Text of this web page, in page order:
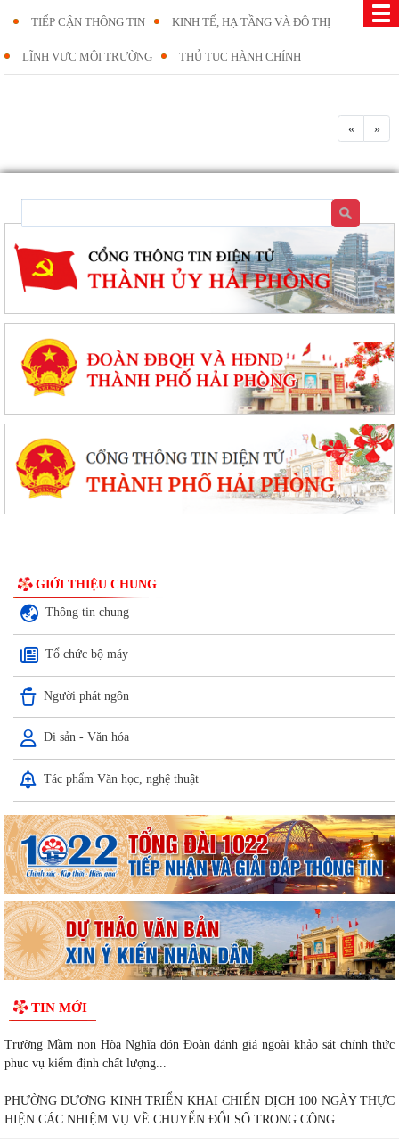
TIẾP CẬN THÔNG TIN KINH TẾ, HẠ TẦNG VÀ ĐÔ THỊ
LĨNH VỰC MÔI TRƯỜNG THỦ TỤC HÀNH CHÍNH
« »
GIỚI THIỆU CHUNG
Thông tin chung
Tổ chức bộ máy
Người phát ngôn
Di sản - Văn hóa
Tác phẩm Văn học, nghệ thuật
TIN MỚI
Trường Mầm non Hòa Nghĩa đón Đoàn đánh giá ngoài khảo sát chính thức
phục vụ kiểm định chất lượng...
PHƯỜNG DƯƠNG KINH TRIỂN KHAI CHIẾN DỊCH 100 NGÀY THỰC
HIỆN CÁC NHIỆM VỤ VỀ CHUYỂN ĐỔI SỐ TRONG CÔNG...